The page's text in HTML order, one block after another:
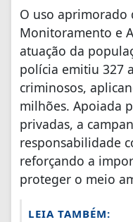
O uso aprimorado
Monitoramento e
atuação da
polícia emitiu 327
criminosos,
milhões. Apoiada
privadas, a
responsabilidade
reforçando a
proteger o meio
LEIA TAMBÉM: